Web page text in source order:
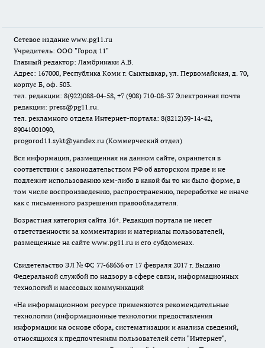
Сетевое издание www.pg11.ru
Учредитель: ООО "Город 11"
Главный редактор: Ламбринаки А.В.
Адрес: 167000, Республика Коми г. Сыктывкар, ул. Первомайская, д. 70,
корпус Б, оф. 503.
тел. редакции: 8(922)088-04-58, +7 (908) 710-08-37 Электронная почта
редакции: press@pg11.ru.
тел. рекламного отдела Интернет-портала: 8(8212)39-14-42,
89041001090,
progorod11.sykt@yandex.ru (Коммерческий отдел)
Вся информация, размещенная на данном сайте, охраняется в
соответствии с законодательством РФ об авторском праве и не
подлежит использованию кем-либо в какой бы то ни было форме, в
том числе воспроизведению, распространению, переработке не иначе
как с письменного разрешения правообладателя.
Возрастная категория сайта 16+. Редакция портала не несет
ответственности за комментарии и материалы пользователей,
размещенные на сайте www.pg11.ru и его субдоменах.
Свидетельство ЭЛ № ФС 77-68636 от 17 февраля 2017 г. Выдано
Федеральной службой по надзору в сфере связи, информационных
технологий и массовых коммуникаций
«На информационном ресурсе применяются рекомендательные
технологии (информационные технологии предоставления
информации на основе сбора, систематизации и анализа сведений,
относящихся к предпочтениям пользователей сети "Интернет",